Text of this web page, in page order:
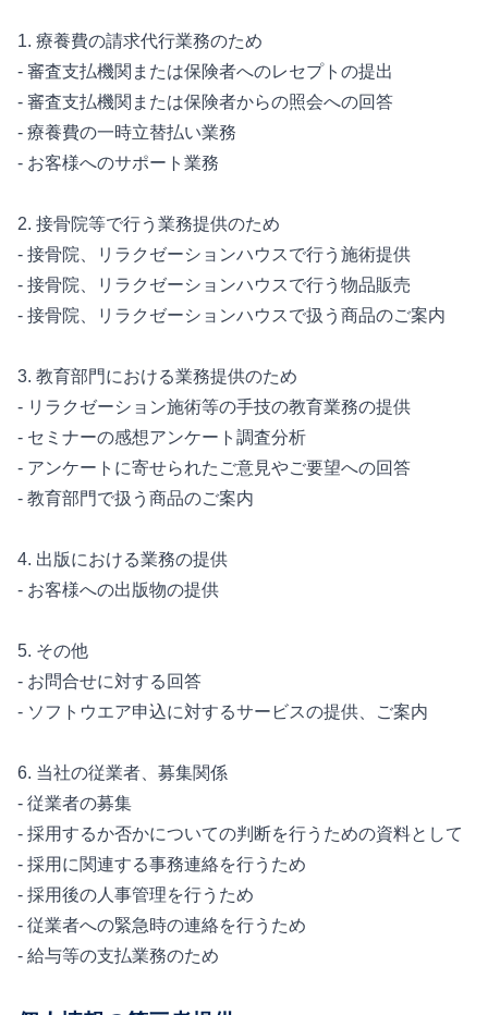
1. 療養費の請求代行業務のため
- 審査支払機関または保険者へのレセプトの提出
- 審査支払機関または保険者からの照会への回答
- 療養費の一時立替払い業務
- お客様へのサポート業務
2. 接骨院等で行う業務提供のため
- 接骨院、リラクゼーションハウスで行う施術提供
- 接骨院、リラクゼーションハウスで行う物品販売
- 接骨院、リラクゼーションハウスで扱う商品のご案内
3. 教育部門における業務提供のため
- リラクゼーション施術等の手技の教育業務の提供
- セミナーの感想アンケート調査分析
- アンケートに寄せられたご意見やご要望への回答
- 教育部門で扱う商品のご案内
4. 出版における業務の提供
- お客様への出版物の提供
5. その他
- お問合せに対する回答
- ソフトウエア申込に対するサービスの提供、ご案内
6. 当社の従業者、募集関係
- 従業者の募集
- 採用するか否かについての判断を行うための資料として
- 採用に関連する事務連絡を行うため
- 採用後の人事管理を行うため
- 従業者への緊急時の連絡を行うため
- 給与等の支払業務のため